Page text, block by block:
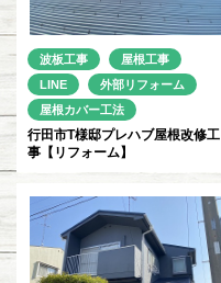
波板工事
屋根工事
LINE
外部リフォーム
屋根カバー工法
行田市T様邸プレハブ屋根改修工
事【リフォーム】